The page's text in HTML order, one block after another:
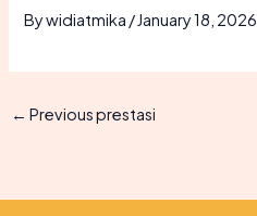
Bywidiatmika /January 18, 2026
← Previous prestasi